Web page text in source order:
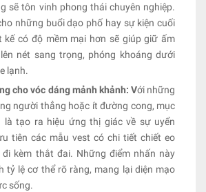
sẽ tôn vinh phong thái chuyên nghiệp.
những buổi dạo phố hay sự kiện cuối
kế có độ mềm mại hơn sẽ giúp giữ ấm
nét sang trọng, phóng khoáng dưới
lạnh.
cho vóc dáng mảnh khảnh: Với những
người thẳng hoặc ít đường cong, mục
là tạo ra hiệu ứng thị giác về sự uyển
tiên các mẫu vest có chi tiết chiết eo
kèm thắt đai. Những điểm nhấn này
tỷ lệ cơ thể rõ ràng, mang lại diện mạo
sống.